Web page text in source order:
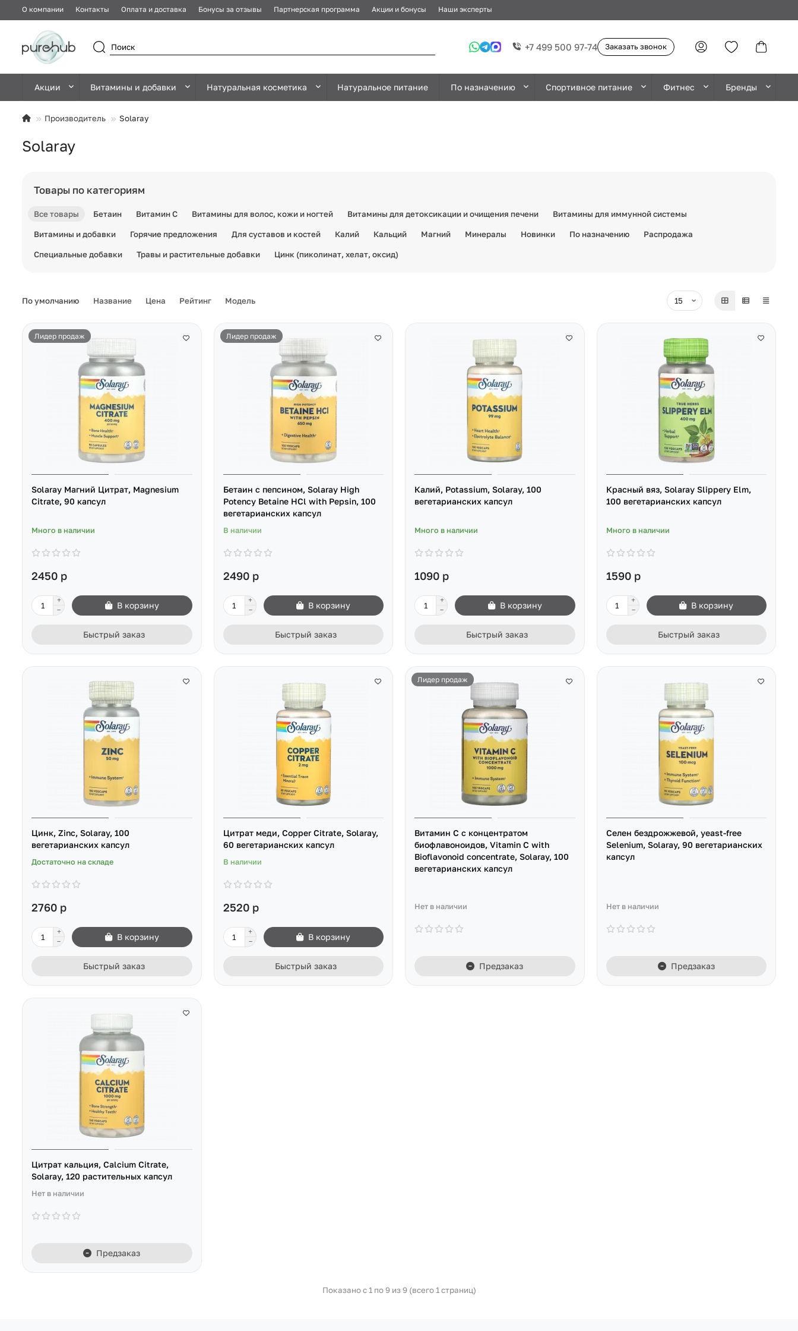
О компании Контакты Оплата и доставка Бонусы за отзывы Партнерская программа Акции и бонусы Наши эксперты
+7 499 500 97-74 Заказать звонок
Акции Витамины и добавки Натуральная косметика Натуральное питание По назначению Спортивное питание Фитнес Бренды
Производитель Solaray
Solaray
Товары по категориям
Все товары Бетаин Витамин C Витамины для волос, кожи и ногтей Витамины для детоксикации и очищения печени Витамины для иммунной системы
Витамины и добавки Горячие предложения Для суставов и костей Калий Кальций Магний Минералы Новинки По назначению Распродажа
Специальные добавки Травы и растительные добавки Цинк (пиколинат, хелат, оксид)
По умолчанию Название Цена Рейтинг Модель
Лидер продаж
Solaray Магний Цитрат, Magnesium
Citrate, 90 капсул
Много в наличии
2450 р
В корзину
Быстрый заказ
Лидер продаж
Бетаин с пепсином, Solaray High
Potency Betaine HCl with Pepsin, 100
вегетарианских капсул
В наличии
2490 р
В корзину
Быстрый заказ
Калий, Potassium, Solaray, 100
вегетарианских капсул
Много в наличии
1090 р
В корзину
Быстрый заказ
Красный вяз, Solaray Slippery Elm,
100 вегетарианских капсул
Много в наличии
1590 р
В корзину
Быстрый заказ
Цинк, Zinc, Solaray, 100
вегетарианских капсул
Достаточно на складе
2760 р
В корзину
Быстрый заказ
Цитрат меди, Copper Citrate, Solaray,
60 вегетарианских капсул
В наличии
2520 р
В корзину
Быстрый заказ
Лидер продаж
Витамин C с концентратом
биофлавоноидов, Vitamin C with
Bioflavonoid concentrate, Solaray, 100
вегетарианских капсул
Нет в наличии
Предзаказ
Селен бездрожжевой, yeast-free
Selenium, Solaray, 90 вегетарианских
капсул
Нет в наличии
Предзаказ
Цитрат кальция, Calcium Citrate,
Solaray, 120 растительных капсул
Нет в наличии
Предзаказ
Показано с 1 по 9 из 9 (всего 1 страниц)